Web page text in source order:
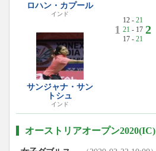
ロハン・カプール
インド
サンジャナ・サン
トシュ
インド
1
12 - 21
21 - 17
17 - 21
2
オーストリアオープン2020(IC)